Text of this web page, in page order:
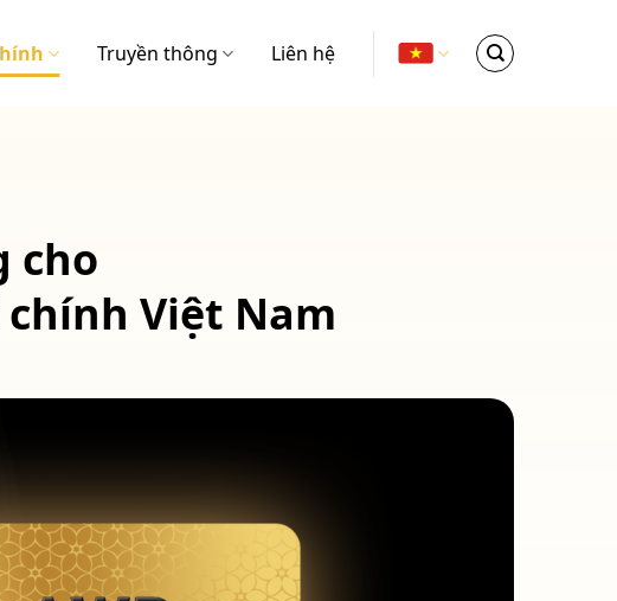
Truyền thông Liên hệ
cho
Việt Nam